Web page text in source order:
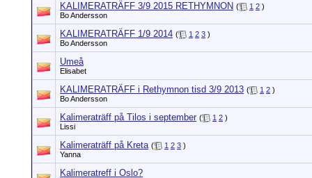
KALIMERATRÄFF 3/9 2015 RETHYMNON ( 1 2 )
Bo Andersson
KALIMERATRÄFF 1/9 2014 ( 1 2 3 )
Bo Andersson
Umeå
Elisabet
KALIMERATRÄFF i Rethymnon tisd 3/9 2013 ( 1 2 )
Bo Andersson
Kalimeraträff på Tilos i september ( 1 2 )
Lissi
Kalimeraträff på Kreta ( 1 2 3 )
Yanna
Kalimeratreff i Oslo?